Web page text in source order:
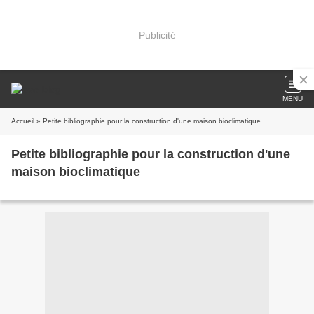
Publicité
MENU
Accueil » Petite bibliographie pour la construction d'une maison bioclimatique
Petite bibliographie pour la construction d'une
maison bioclimatique